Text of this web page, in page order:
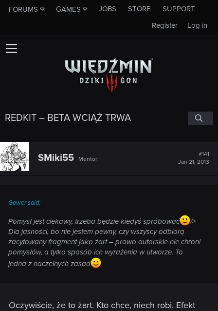
FORUMS GAMES JOBS STORE
SUPPORT
Log in
Register
REDKIT – BETA WCIĄŻ TRWA
SMiki55 Mentor
#141
Jan 21, 2013
Gower said:
Pomysł jest ciekawy, trzeba będzie kiedyś spróbować
/>
Dla jasności, bo nie jestem pewny, czy wszyscy odbiorą
zacytowany fragment jako żart – prawo autorskie nie chroni
pomysłów, a tylko sposób ich wyrażenia w utworze. To
jedna z naczelnych zasad
Oczywiście, że to żart. Kto chce, niech robi. Efekt